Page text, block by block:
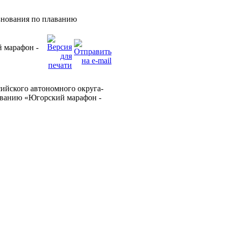
по плаванию
марафон -
автономного округа-
«Югорский марафон -